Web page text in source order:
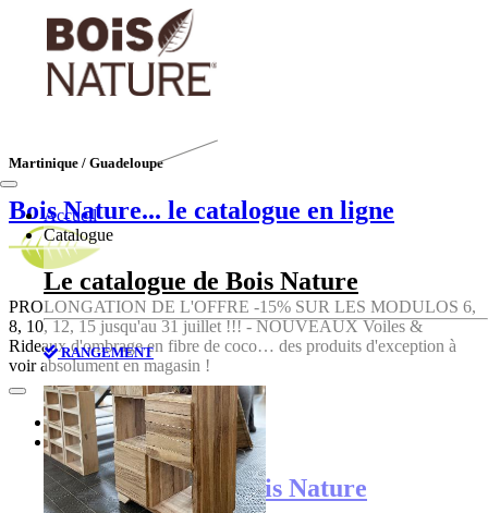
Martinique / Guadeloupe
Bois Nature... le catalogue en ligne
PROLONGATION DE L'OFFRE -15% SUR LES MODULOS 6,
8, 10, 12, 15 jusqu'au 31 juillet !!! - NOUVEAUX Voiles &
Rideaux d'ombrage en fibre de coco… des produits d'exception à
voir absolument en magasin !
Accueil
Catalogue
Le catalogue de Bois Nature
RANGEMENT
Accueil
Catalogue
Le catalogue de Bois Nature